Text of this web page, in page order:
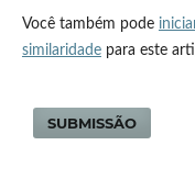
Você também pode
similaridadepara este
SUBMISSÃO